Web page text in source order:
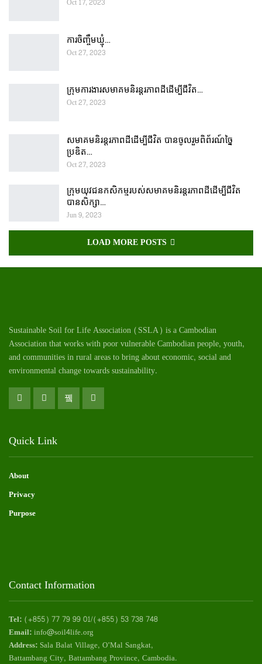
ការចិញ្ចឹមឃ្មុំ…
Oct 27, 2023
ក្រុមការងារសមាគមនិរន្តរភាពដីដើម្បីជីវិត…
Oct 27, 2023
សមាគមនិរន្តរភាពដីដើម្បីជីវិត បានចូលរួមពិព័រណ៍ច្នៃ
ប្រឌិត…
Oct 27, 2023
ក្រុមយុវជនកសិកម្មរបស់សមាគមនិរន្តរភាពដីដើម្បីជីវិត
បានសិក្សា…
Jun 9, 2023
LOAD MORE POSTS
Sustainable Soil for Life Association (SSLA) is a Cambodian
Association that works with poor vulnerable Cambodianpeople, youth,
and communities in rural areas to bring about economic, social and
environmental change towards sustainability.
Quick Link
About
Privacy
Purpose
Contact Information
Tel: (+855) 77 79 99 01/(+855) 53 738 748
Email:info@soil4life.org
Address: Sala Balat Village, O’Mal Sangkat,
Battambang City, Battambang Province, Cambodia.